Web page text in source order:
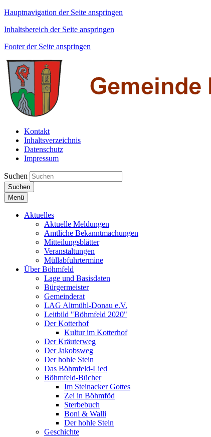
Hauptnavigation der Seite anspringen
Inhaltsbereich der Seite anspringen
Footer der Seite anspringen
Kontakt
Inhaltsverzeichnis
Datenschutz
Impressum
Suchen
Suchen
Menü
Aktuelles
Aktuelle Meldungen
Amtliche Bekanntmachungen
Mitteilungsblätter
Veranstaltungen
Müllabfuhrtermine
Über Böhmfeld
Lage und Basisdaten
Bürgermeister
Gemeinderat
LAG Altmühl-Donau e.V.
Leitbild "Böhmfeld 2020"
Der Kotterhof
Kultur im Kotterhof
Der Kräuterweg
Der Jakobsweg
Der hohle Stein
Das Böhmfeld-Lied
Böhmfeld-Bücher
Im Steinacker Gottes
Zei in Böhmföd
Sterbebuch
Boni & Walli
Der hohle Stein
Geschichte